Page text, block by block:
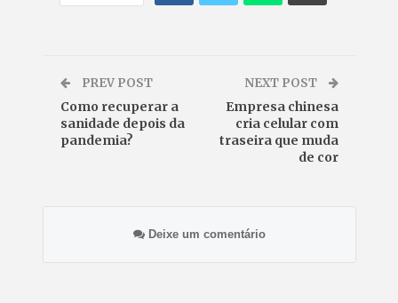
PREV POST
Como recuperar a
sanidade depois da
pandemia?
NEXT POST
Empresa chinesa
cria celular com
traseira que muda
de cor
Deixe um comentário